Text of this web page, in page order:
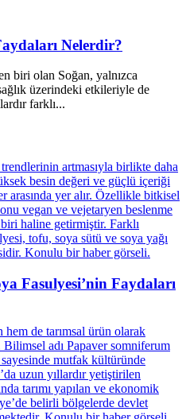
Nelerdir?
biri olan Soğan, yalnızca
üzerindeki etkileriyle de
farklı...
Fasulyesi’nin Faydaları